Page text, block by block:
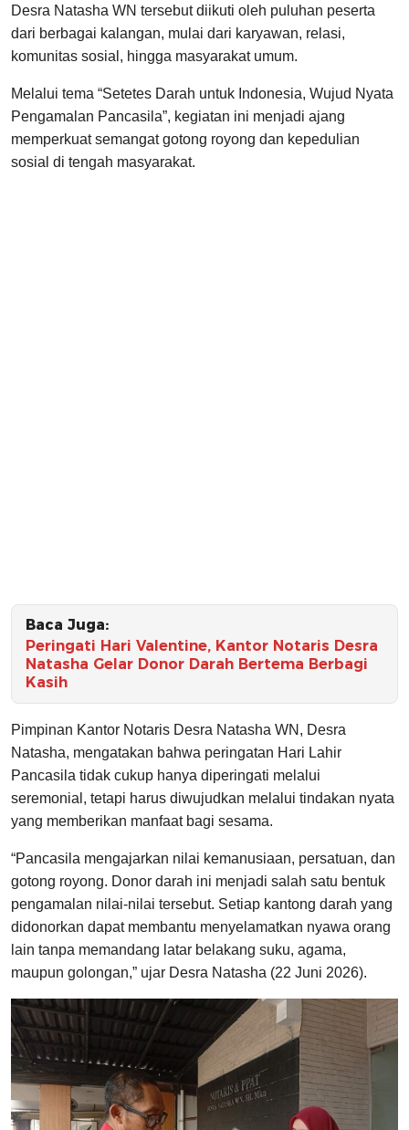
Desra Natasha WN tersebut diikuti oleh puluhan peserta
dari berbagai kalangan, mulai dari karyawan, relasi,
komunitas sosial, hingga masyarakat umum.
Melalui tema “Setetes Darah untuk Indonesia, Wujud Nyata
Pengamalan Pancasila”, kegiatan ini menjadi ajang
memperkuat semangat gotong royong dan kepedulian
sosial di tengah masyarakat.
Baca Juga:
Peringati Hari Valentine, Kantor Notaris Desra
Natasha Gelar Donor Darah Bertema Berbagi
Kasih
Pimpinan Kantor Notaris Desra Natasha WN, Desra
Natasha, mengatakan bahwa peringatan Hari Lahir
Pancasila tidak cukup hanya diperingati melalui
seremonial, tetapi harus diwujudkan melalui tindakan nyata
yang memberikan manfaat bagi sesama.
“Pancasila mengajarkan nilai kemanusiaan, persatuan, dan
gotong royong. Donor darah ini menjadi salah satu bentuk
pengamalan nilai-nilai tersebut. Setiap kantong darah yang
didonorkan dapat membantu menyelamatkan nyawa orang
lain tanpa memandang latar belakang suku, agama,
maupun golongan,” ujar Desra Natasha (22 Juni 2026).